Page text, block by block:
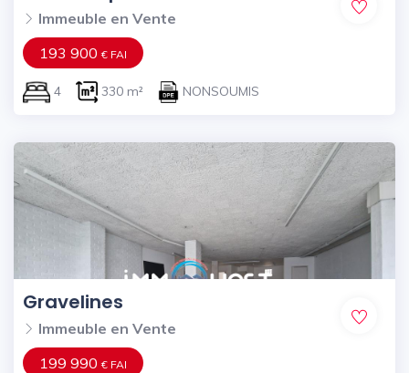
Immeuble en Vente
193 900€ FAI
4 330 m² NONSOUMIS
Gravelines
Immeuble en Vente
199 990€ FAI